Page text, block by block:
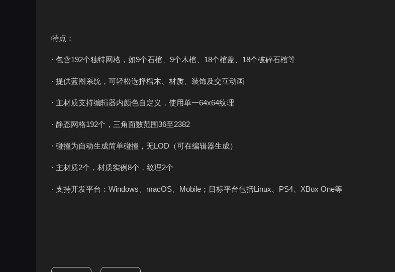
特点：
· 包含192个独特网格，如9个石棺、9个木棺、18个棺盖、18个破碎石棺等
· 提供蓝图系统，可轻松选择棺木、材质、装饰及交互动画
· 主材质支持编辑器内颜色自定义，使用单一64x64纹理
· 静态网格192个，三角面数范围36至2382
· 碰撞为自动生成简单碰撞，无LOD（可在编辑器生成）
· 主材质2个，材质实例8个，纹理2个
· 支持开发平台：Windows、macOS、Mobile；目标平台包括Linux、PS4、XBox One等